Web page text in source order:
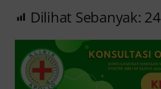
Dilihat Sebanyak: 24